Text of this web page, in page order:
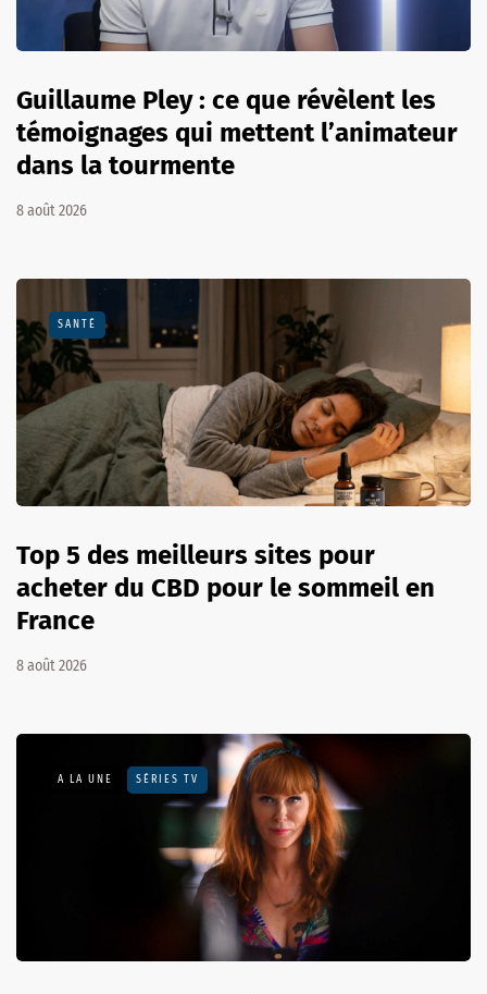
Guillaume Pley : ce que révèlent les
témoignages qui mettent l’animateur
dans la tourmente
8 août 2026
SANTÉ
Top 5 des meilleurs sites pour
acheter du CBD pour le sommeil en
France
8 août 2026
A LA UNE SÉRIES TV